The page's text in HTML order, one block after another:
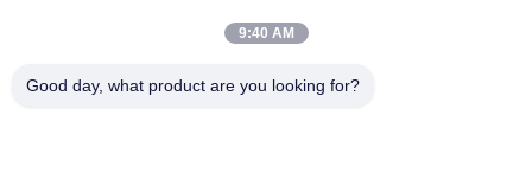
9:40 AM
Good day, what product are you looking for?